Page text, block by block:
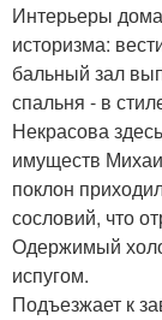
Интерьеры
историзма:
бальный зал
спальня - в
Некрасова
имуществ
поклон
сословий, что
Одержимый
испугом.
Подъезжает к